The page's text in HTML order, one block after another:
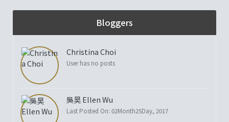
Bloggers
Christina Choi
User has no posts
吳昊 Ellen Wu
Last Posted On: 02Month25Day, 2017